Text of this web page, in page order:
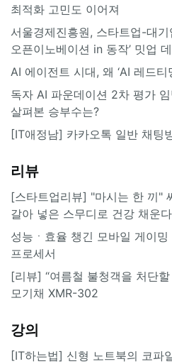
최적화 고민도 이어져
서울경제진흥원, 스타트업-대
오픈이노베이션 in 동작’ 밋업
AI 에이전트 시대, 왜 ‘AI 레드
독자 AI 파운데이션 2차 평가 임
살펴본 승부수는?
[IT애정남] 카카오톡 일반 채팅
리뷰
[스타트업리뷰] "마시는 한 끼"
갈아 넣은 스무디로 건강 채운다
성능ㆍ효율 챙긴 모바일 게이
프로세서
[리뷰] “여름철 불청객을 처단
모기채 XMR-302
강의
[IT하는법] 신형 노트북의 코파